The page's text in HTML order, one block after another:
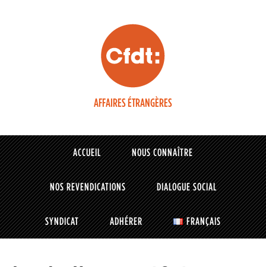
AFFAIRES ÉTRANGÈRES
ACCUEIL NOUS CONNAÎTRE
NOS REVENDICATIONS DIALOGUE SOCIAL
SYNDICAT ADHÉRER FRANÇAIS